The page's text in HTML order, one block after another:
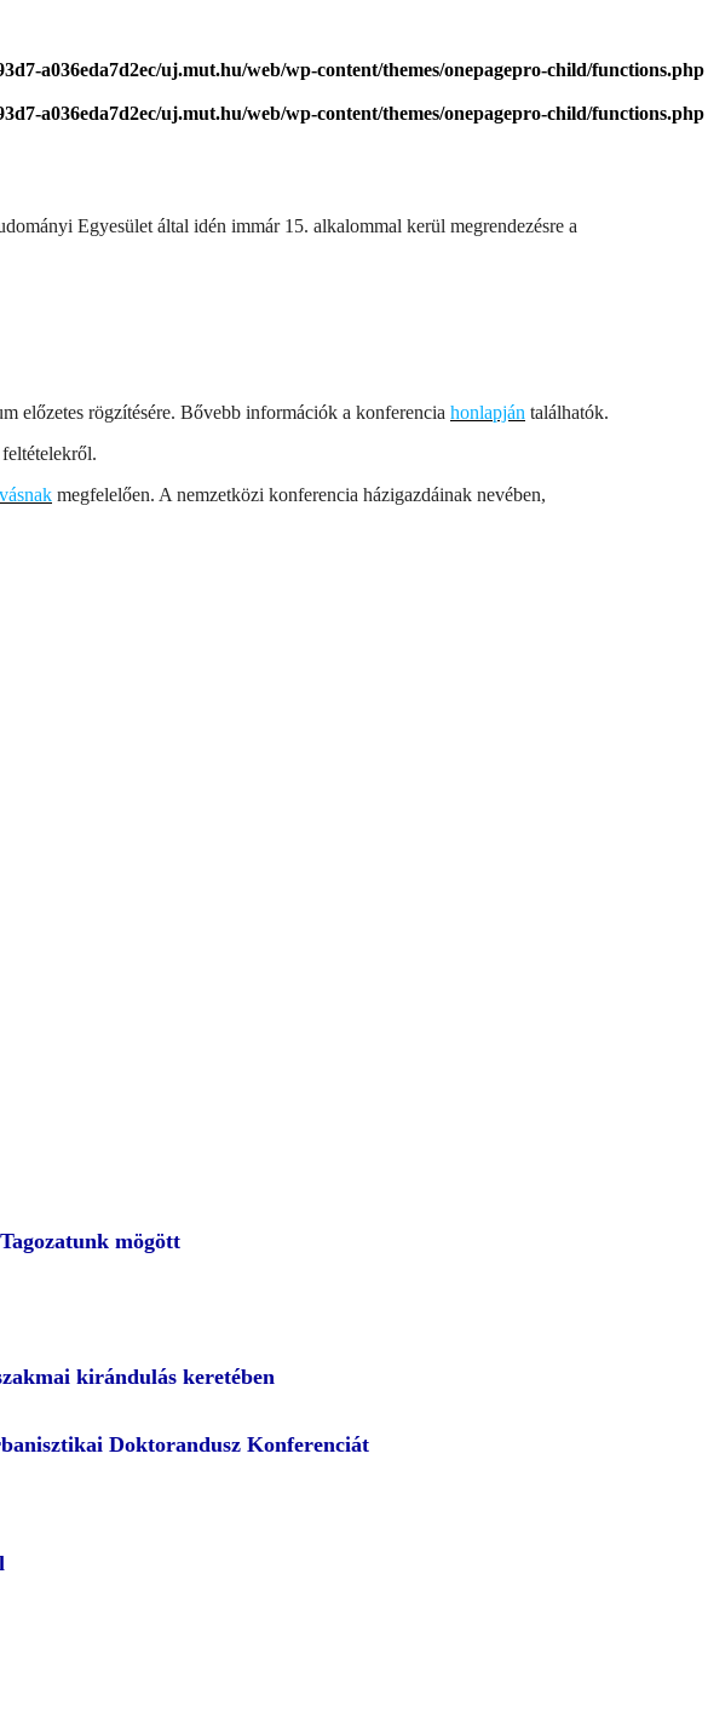
a036eda7d2ec/uj.mut.hu/web/wp-content/themes/onepagepro-child/functions.php
a036eda7d2ec/uj.mut.hu/web/wp-content/themes/onepagepro-child/functions.php
Egyesület által idén immár 15. alkalommal kerül megrendezésre a
előzetes rögzítésére. Bővebb információk a konferencia honlapján találhatók.
megfelelően. A nemzetközi konferencia házigazdáinak nevében,
mögött
kirándulás keretében
Doktorandusz Konferenciát